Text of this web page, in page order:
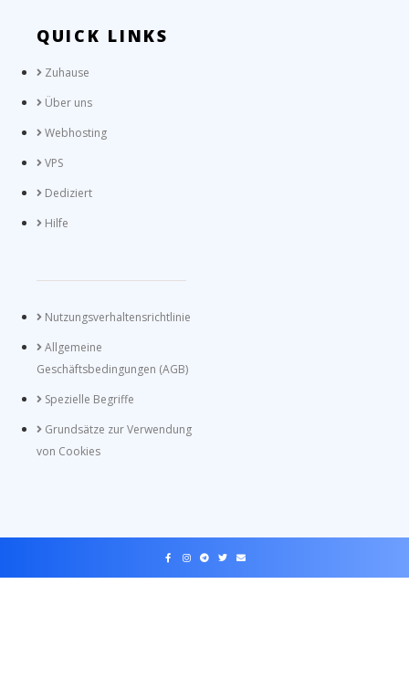
QUICK LINKS
Zuhause
Über uns
Webhosting
VPS
Dediziert
Hilfe
Nutzungsverhaltensrichtlinie
Allgemeine
Geschäftsbedingungen (AGB)
Spezielle Begriffe
Grundsätze zur Verwendung
von Cookies